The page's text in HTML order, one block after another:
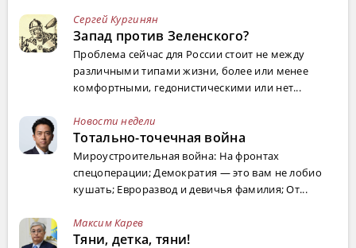
Сергей Кургинян
Запад против Зеленского?
Проблема сейчас для России стоит не между
различными типами жизни, более или менее
комфортными, гедонистическими или нет...
Новости недели
Тотально-точечная война
Мироустроительная война: На фронтах
спецоперации; Демократия — это вам не лобио
кушать; Евроразвод и девичья фамилия; От...
Максим Карев
Тяни, детка, тяни!